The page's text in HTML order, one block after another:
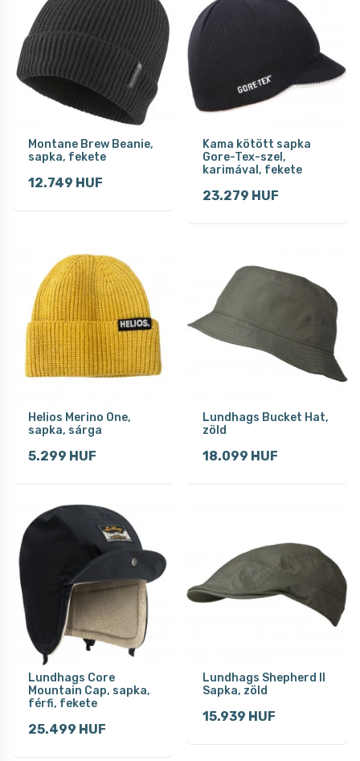
Montane Brew Beanie,
sapka, fekete
12.749 HUF
Kama kötött sapka
Gore-Tex-szel,
karimával, fekete
23.279 HUF
Helios Merino One,
sapka, sárga
5.299 HUF
Lundhags Bucket Hat,
zöld
18.099 HUF
Lundhags Core
Mountain Cap, sapka,
férfi, fekete
25.499 HUF
Lundhags Shepherd II
Sapka, zöld
15.939 HUF